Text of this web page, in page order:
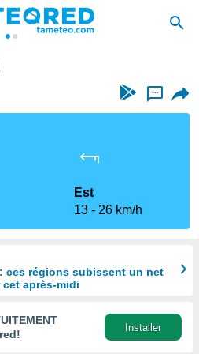
...
Est
13
26 km/h
ces régions subissent un net
après-midi
Installer